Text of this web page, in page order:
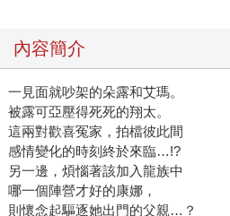
內容簡介
一見面就吵架的朵露和艾瑪。
被露可亞壓得死死的翔太。
這兩對歡喜冤家，拍檔彼此間
感情變化的時刻終於來臨…!?
另一邊，煩惱著該加入龍族中
哪一個陣營才好的康娜，
則懷念起驅逐她出門的父親…？